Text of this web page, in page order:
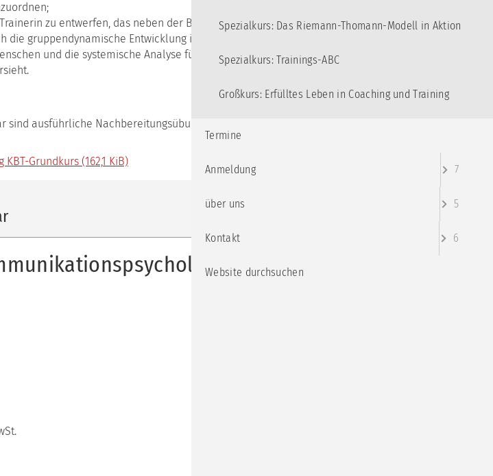
Coaching
Lebensthemen
in
Dynamik
in
1
Klärungshilfe
Klärungshilfe
zu entwerfen, das neben der Bereitstellung
die gruppendynamische Entwicklung im Seminar, die
und die systemische Analyse für adäquate
ausführliche Nachbereitungsübungen enthalten.
Grundkurs (162,1 KiB)
für Beratung und
Spezialkurs: Das Riemann-Thomann-Modell in Aktion
Spezialkurs: Trainings-ABC
Großkurs: Erfülltes Leben in Coaching und Training
Termine
Anmeldung 7
über uns 5
Kontakt 6
Website durchsuchen